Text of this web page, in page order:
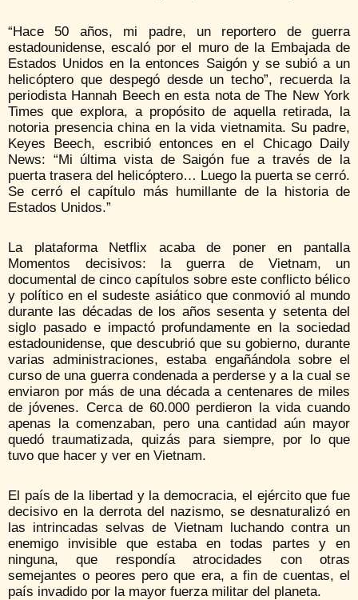
“Hace 50 años, mi padre, un reportero de guerra
estadounidense, escaló por el muro de la Embajada de
Estados Unidos en la entonces Saigón y se subió a un
helicóptero que despegó desde un techo”, recuerda la
periodista Hannah Beech en esta nota de The New York
Times que explora, a propósito de aquella retirada, la
notoria presencia china en la vida vietnamita. Su padre,
Keyes Beech, escribió entonces en el Chicago Daily
News: “Mi última vista de Saigón fue a través de la
puerta trasera del helicóptero… Luego la puerta se cerró.
Se cerró el capítulo más humillante de la historia de
Estados Unidos.”
La plataforma Netflix acaba de poner en pantalla
Momentos decisivos: la guerra de Vietnam, un
documental de cinco capítulos sobre este conflicto bélico
y político en el sudeste asiático que conmovió al mundo
durante las décadas de los años sesenta y setenta del
siglo pasado e impactó profundamente en la sociedad
estadounidense, que descubrió que su gobierno, durante
varias administraciones, estaba engañándola sobre el
curso de una guerra condenada a perderse y a la cual se
enviaron por más de una década a centenares de miles
de jóvenes. Cerca de 60.000 perdieron la vida cuando
apenas la comenzaban, pero una cantidad aún mayor
quedó traumatizada, quizás para siempre, por lo que
tuvo que hacer y ver en Vietnam.
El país de la libertad y la democracia, el ejército que fue
decisivo en la derrota del nazismo, se desnaturalizó en
las intrincadas selvas de Vietnam luchando contra un
enemigo invisible que estaba en todas partes y en
ninguna, que respondía atrocidades con otras
semejantes o peores pero que era, a fin de cuentas, el
país invadido por la mayor fuerza militar del planeta.